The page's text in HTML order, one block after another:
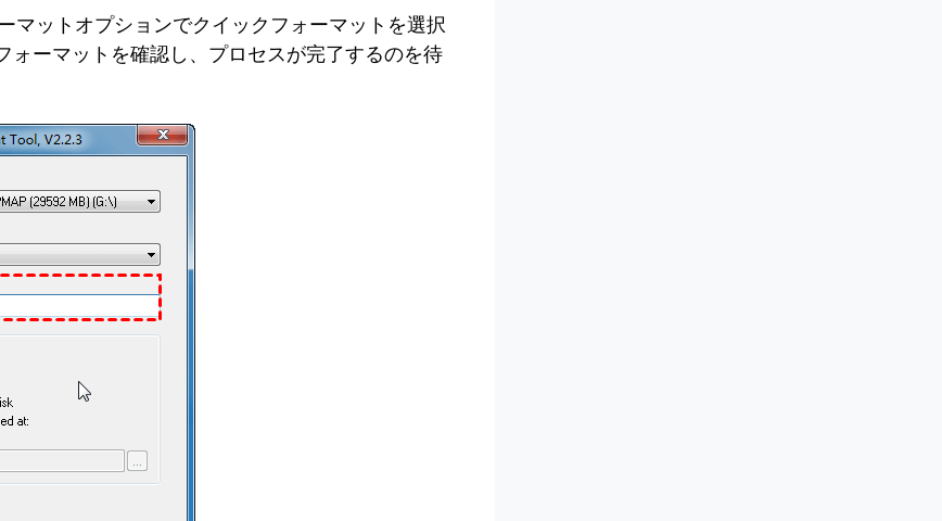
マットオプションでクイックフォーマットを選択
ォーマットを確認し、プロセスが完了するのを待